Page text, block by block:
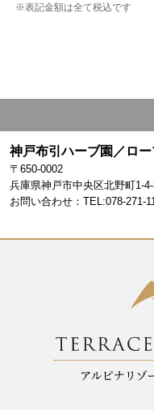
※表記金額は全て税込です
神戸布引ハーブ園／ロー
〒650-0002
兵庫県神戸市中央区北野町1-
お問い合わせ：TEL:078-271-